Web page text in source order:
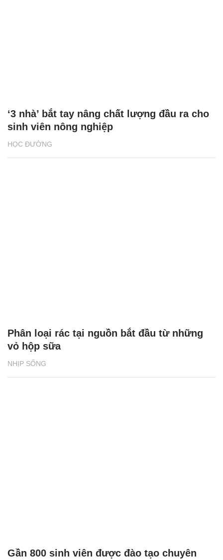
HỌC ĐƯỜNG
‘3 nhà’ bắt tay nâng chất lượng đầu ra cho
sinh viên nông nghiệp
NHỊP SỐNG
Phân loại rác tại nguồn bắt đầu từ những
vỏ hộp sữa
Gần 800 sinh viên được đào tạo chuyên